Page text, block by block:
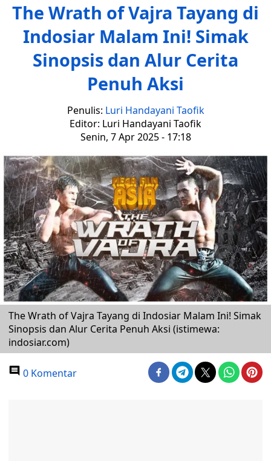
The Wrath of Vajra Tayang di
Indosiar Malam Ini! Simak
Sinopsis dan Alur Cerita
Penuh Aksi
Penulis: Luri Handayani Taofik
Editor: Luri Handayani Taofik
Senin, 7 Apr 2025 - 17:18
The Wrath of Vajra Tayang di Indosiar Malam Ini! Simak
Sinopsis dan Alur Cerita Penuh Aksi (istimewa:
indosiar.com)
0 Komentar